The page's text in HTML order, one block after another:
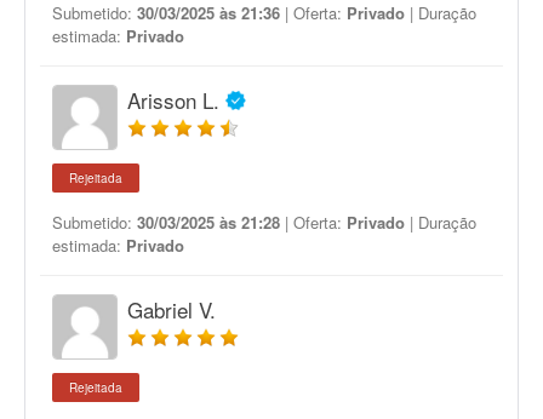
Submetido: 30/03/2025 às 21:36 | Oferta: Privado | Duração
estimada: Privado
Arisson L.
Rejeitada
Submetido: 30/03/2025 às 21:28 | Oferta: Privado | Duração
estimada: Privado
Gabriel V.
Rejeitada